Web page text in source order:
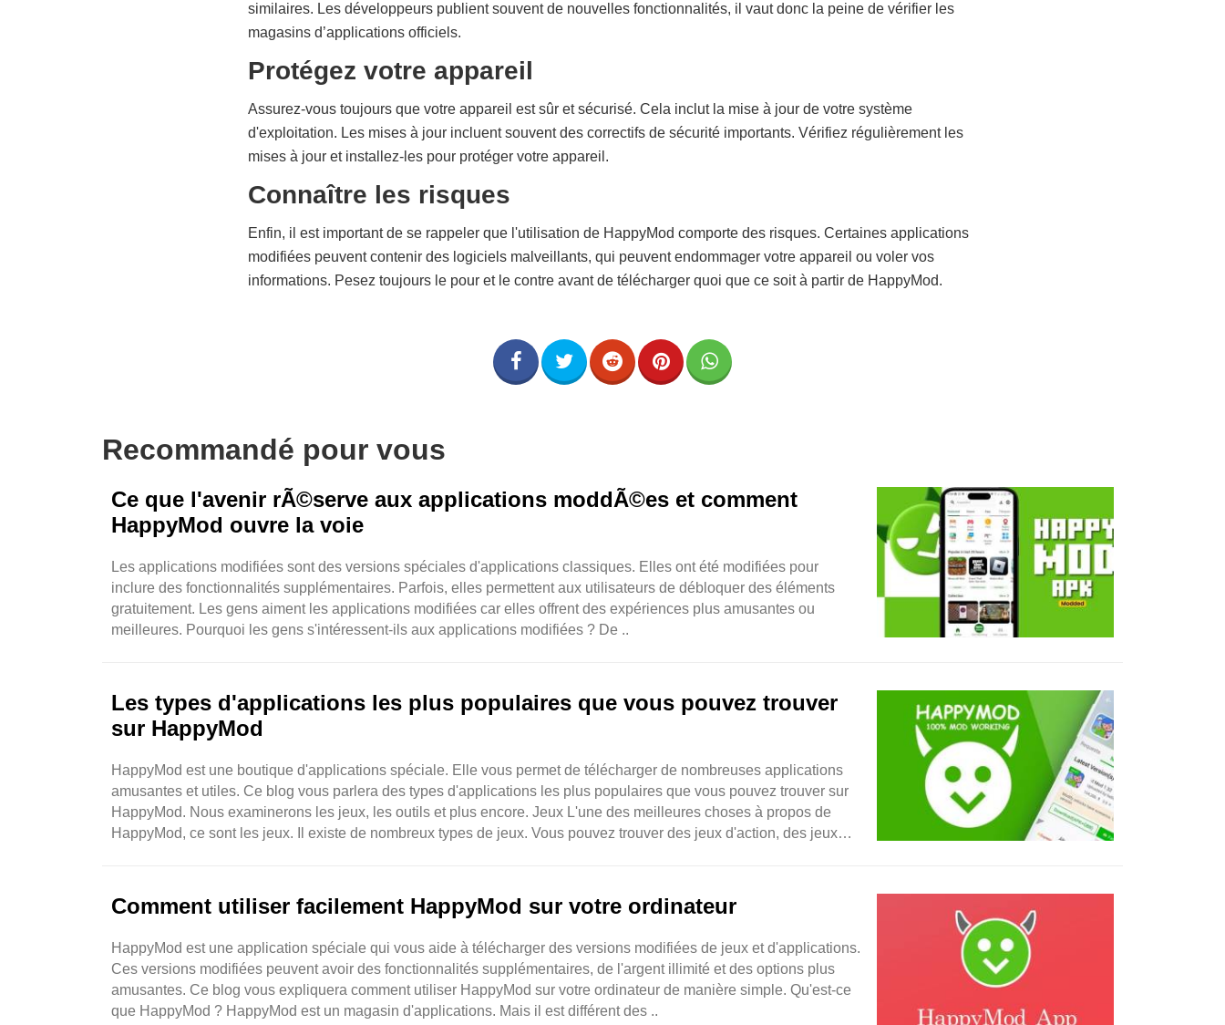
similaires. Les développeurs publient souvent de nouvelles fonctionnalités, il vaut donc la peine de vérifier les
magasins d’applications officiels.
Protégez votre appareil
Assurez-vous toujours que votre appareil est sûr et sécurisé. Cela inclut la mise à jour de votre système
d'exploitation. Les mises à jour incluent souvent des correctifs de sécurité importants. Vérifiez régulièrement les
mises à jour et installez-les pour protéger votre appareil.
Connaître les risques
Enfin, il est important de se rappeler que l'utilisation de HappyMod comporte des risques. Certaines applications
modifiées peuvent contenir des logiciels malveillants, qui peuvent endommager votre appareil ou voler vos
informations. Pesez toujours le pour et le contre avant de télécharger quoi que ce soit à partir de HappyMod.
Recommandé pour vous
Ce que l'avenir rÃ©serve aux applications moddÃ©es et comment
HappyMod ouvre la voie
Les applications modifiées sont des versions spéciales d'applications classiques. Elles ont été modifiées pour
inclure des fonctionnalités supplémentaires. Parfois, elles permettent aux utilisateurs de débloquer des éléments
gratuitement. Les gens aiment les applications modifiées car elles offrent des expériences plus amusantes ou
meilleures. Pourquoi les gens s'intéressent-ils aux applications modifiées ? De ..
Les types d'applications les plus populaires que vous pouvez trouver
sur HappyMod
HappyMod est une boutique d'applications spéciale. Elle vous permet de télécharger de nombreuses applications
amusantes et utiles. Ce blog vous parlera des types d'applications les plus populaires que vous pouvez trouver sur
HappyMod. Nous examinerons les jeux, les outils et plus encore. Jeux L'une des meilleures choses à propos de
HappyMod, ce sont les jeux. Il existe de nombreux types de jeux. Vous pouvez trouver des jeux d'action, des jeux
Comment utiliser facilement HappyMod sur votre ordinateur
HappyMod est une application spéciale qui vous aide à télécharger des versions modifiées de jeux et d'applications.
Ces versions modifiées peuvent avoir des fonctionnalités supplémentaires, de l'argent illimité et des options plus
amusantes. Ce blog vous expliquera comment utiliser HappyMod sur votre ordinateur de manière simple. Qu'est-ce
que HappyMod ? HappyMod est un magasin d'applications. Mais il est différent des ..